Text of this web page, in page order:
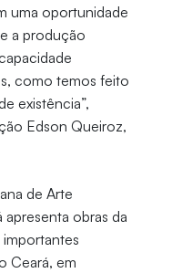
uma oportunidade
a produção
como temos feito
existência”,
Edson Queiroz,
de Arte
obras da
Ceará, em